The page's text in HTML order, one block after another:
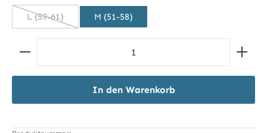
L (59-61)
(Diese Option ist zurzeit nicht verfügbar.)
M (51-58)
Produkt Anzahl: Gib den gewünschten Wert ein
In den Warenkorb